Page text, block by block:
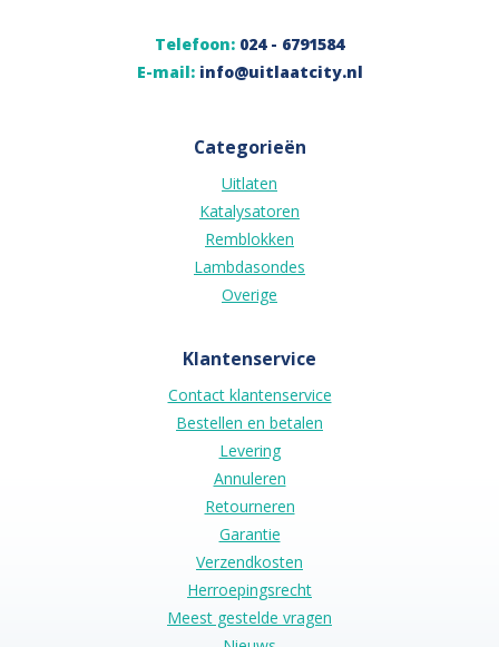
Telefoon: 024 - 6791584
E-mail: info@uitlaatcity.nl
Categorieën
Uitlaten
Katalysatoren
Remblokken
Lambdasondes
Overige
Klantenservice
Contact klantenservice
Bestellen en betalen
Levering
Annuleren
Retourneren
Garantie
Verzendkosten
Herroepingsrecht
Meest gestelde vragen